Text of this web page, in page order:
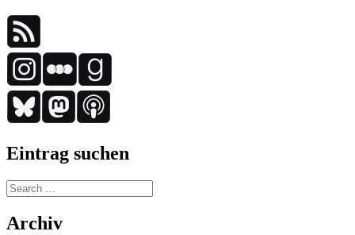
Eintrag suchen
Search
for:
Archiv